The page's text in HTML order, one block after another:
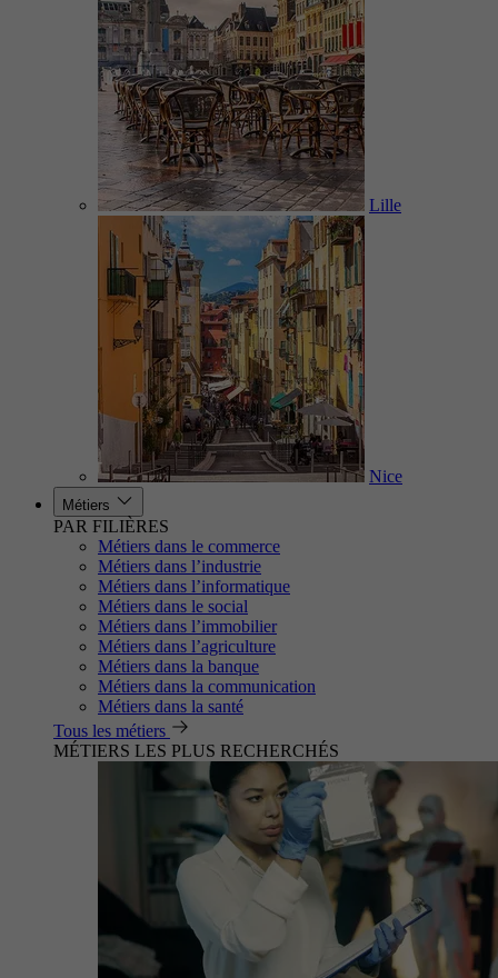
Lille
Nice
Métiers
PAR FILIÈRES
Métiers dans le commerce
Métiers dans l’industrie
Métiers dans l’informatique
Métiers dans le social
Métiers dans l’immobilier
Métiers dans l’agriculture
Métiers dans la banque
Métiers dans la communication
Métiers dans la santé
Tous les métiers
MÉTIERS LES PLUS RECHERCHÉS